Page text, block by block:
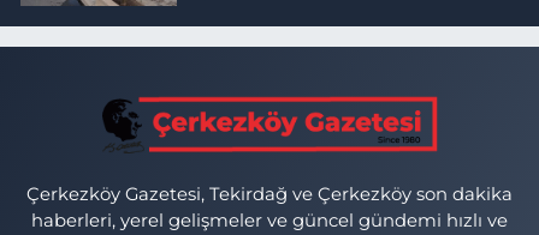
Çerkezköy Gazetesi, Tekirdağ ve Çerkezköy son dakika
haberleri, yerel gelişmeler ve güncel gündemi hızlı ve